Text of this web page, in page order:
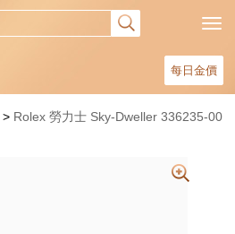
每日金價
Rolex 勞力士 Sky-Dweller 336235-00